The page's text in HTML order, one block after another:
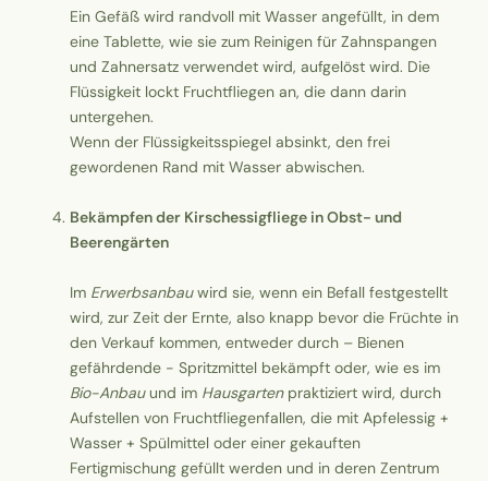
Ein Gefäß wird randvoll mit Wasser angefüllt, in dem
eine Tablette, wie sie zum Reinigen für Zahnspangen
und Zahnersatz verwendet wird, aufgelöst wird. Die
Flüssigkeit lockt Fruchtfliegen an, die dann darin
untergehen.
Wenn der Flüssigkeitsspiegel absinkt, den frei
gewordenen Rand mit Wasser abwischen.
Bekämpfen der Kirschessigfliege in Obst- und
Beerengärten
Im Erwerbsanbauwird sie, wenn ein Befall festgestellt
wird, zur Zeit der Ernte, also knapp bevor die Früchte in
den Verkauf kommen, entweder durch – Bienen
gefährdende - Spritzmittel bekämpft oder, wie es im
Bio-Anbauund im Hausgarten praktiziert wird, durch
Aufstellen von Fruchtfliegenfallen, die mit Apfelessig +
Wasser + Spülmittel oder einer gekauften
Fertigmischung gefüllt werden und in deren Zentrum